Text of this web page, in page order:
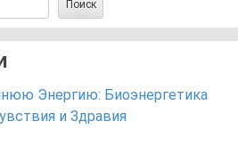
Поиск
Энергию: Биоэнергетика
и Здравия